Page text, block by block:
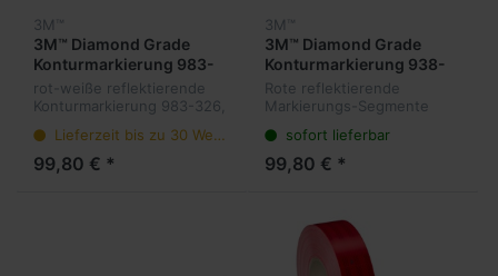
3M™
3M™ Diamond Grade
Konturmarkierung 983-
326 rot-weiß
rot-weiße reflektierende
Konturmarkierung 983-326,
104Lieferzeit bis zu 30 Werktage
99,80 € *
3M™
3M™ Diamond Grade
Konturmarkierung 938-
72 S Rot Segmente
Rote reflektierende
Markierungs-Segmente
ECE 104
sofort lieferbar
99,80 € *